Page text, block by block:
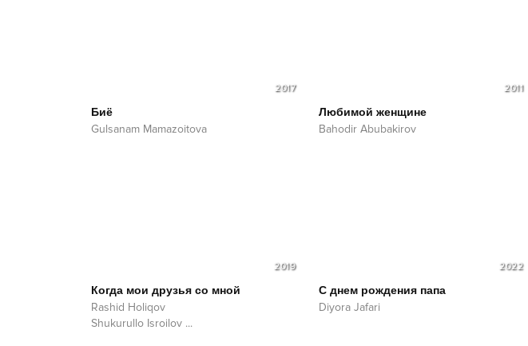
2017
Биё
Gulsanam Mamazoitova
2011
Любимой женщине
Bahodir Abubakirov
2019
Когда мои друзья со мной
Rashid Holiqov
Shukurullo Isroilov ...
2022
С днем рождения папа
Diyora Jafari